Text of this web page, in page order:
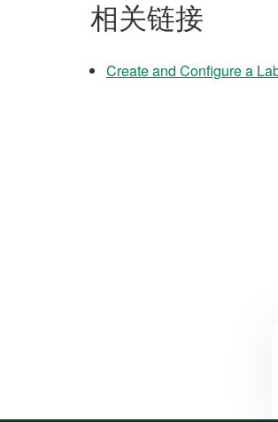
相关链接
Create and Configure a